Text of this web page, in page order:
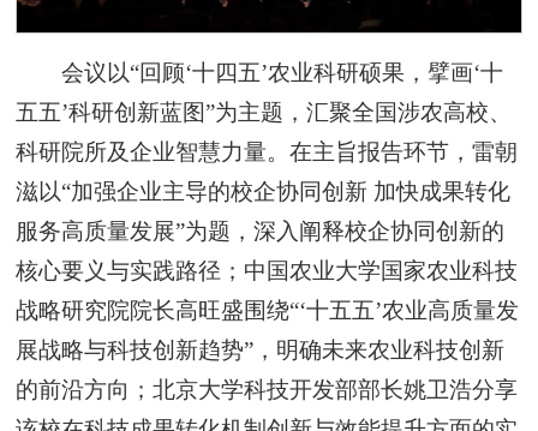
会议以“回顾‘十四五’农业科研硕果，擘画‘十
五五’科研创新蓝图”为主题，汇聚全国涉农高校、
科研院所及企业智慧力量。在主旨报告环节，雷朝
滋以“加强企业主导的校企协同创新 加快成果转化
服务高质量发展”为题，深入阐释校企协同创新的
核心要义与实践路径；中国农业大学国家农业科技
战略研究院院长高旺盛围绕“‘十五五’农业高质量发
展战略与科技创新趋势”，明确未来农业科技创新
的前沿方向；北京大学科技开发部部长姚卫浩分享